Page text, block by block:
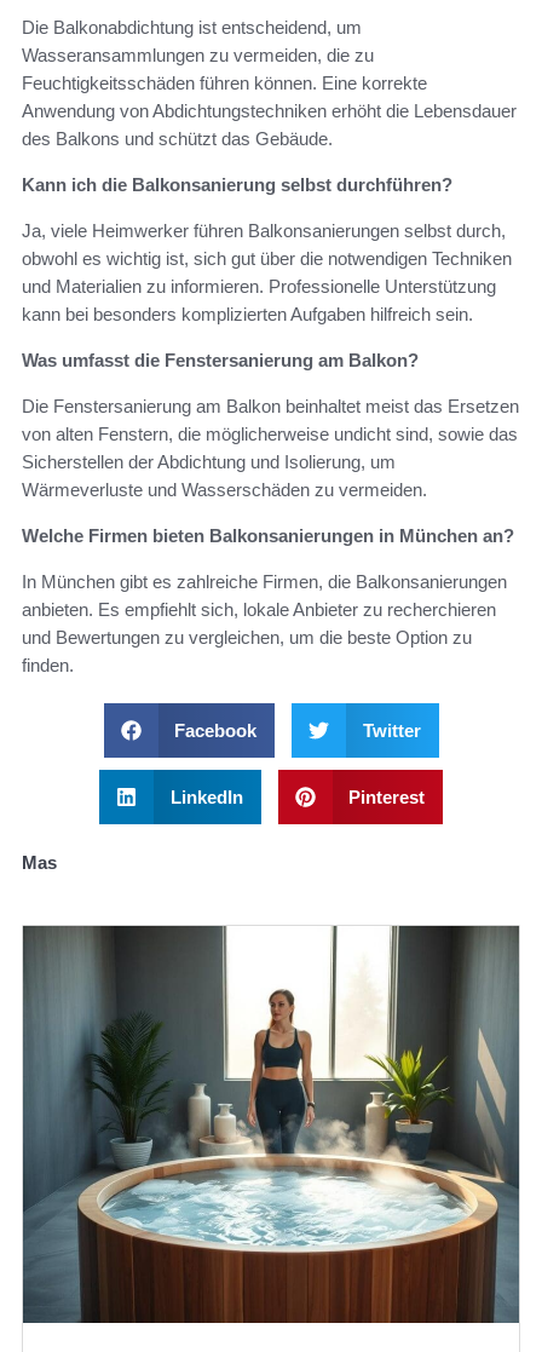
Die Balkonabdichtung ist entscheidend, um
Wasseransammlungen zu vermeiden, die zu
Feuchtigkeitsschäden führen können. Eine korrekte
Anwendung von Abdichtungstechniken erhöht die Lebensdauer
des Balkons und schützt das Gebäude.
Kann ich die Balkonsanierung selbst durchführen?
Ja, viele Heimwerker führen Balkonsanierungen selbst durch,
obwohl es wichtig ist, sich gut über die notwendigen Techniken
und Materialien zu informieren. Professionelle Unterstützung
kann bei besonders komplizierten Aufgaben hilfreich sein.
Was umfasst die Fenstersanierung am Balkon?
Die Fenstersanierung am Balkon beinhaltet meist das Ersetzen
von alten Fenstern, die möglicherweise undicht sind, sowie das
Sicherstellen der Abdichtung und Isolierung, um
Wärmeverluste und Wasserschäden zu vermeiden.
Welche Firmen bieten Balkonsanierungen in München an?
In München gibt es zahlreiche Firmen, die Balkonsanierungen
anbieten. Es empfiehlt sich, lokale Anbieter zu recherchieren
und Bewertungen zu vergleichen, um die beste Option zu
finden.
Facebook Twitter
LinkedIn Pinterest
Mas